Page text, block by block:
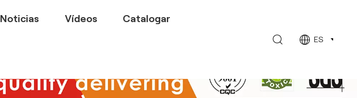
Noticias Vídeos Catalogar
ES